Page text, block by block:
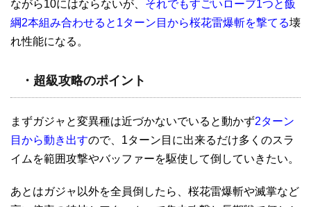
ながら10にはならないが、 それでもすごいローブ1つと飯
綱2本組み合わせると1ターン目から桜花雷爆斬を撃てる壊
れ性能になる。
・超級攻略のポイント
まずガジャと変異種は近づかないでいると動かず2ターン
目から動き出すので、1ターン目に出来るだけ多くのスラ
イムを範囲攻撃やバッファーを駆使して倒していきたい。
あとはガジャ以外を全員倒したら、桜花雷爆斬や滅掌など